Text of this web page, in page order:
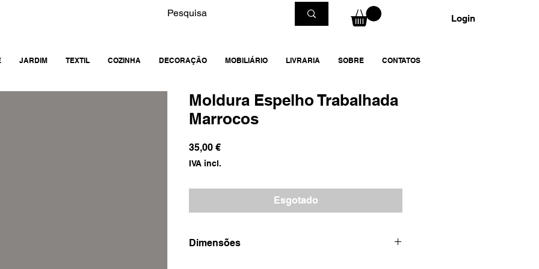
JARDIM TEXTIL COZINHA DECORAÇÃO MOBILIÁRIO LIVRARIA SOBRE CONTATOS
Login
Moldura Espelho Trabalhada
Marrocos
35,00 €Preço
IVA incl.
Esgotado
Dimensões